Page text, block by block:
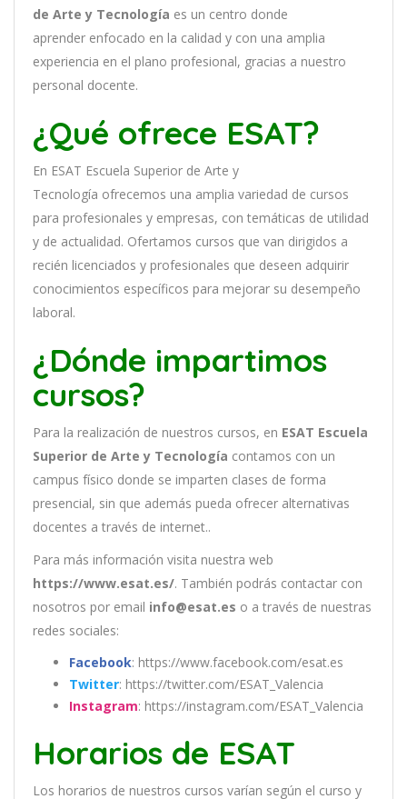
de Arte y Tecnología es un centro donde
aprender enfocado en la calidad y con una amplia
experiencia en el plano profesional, gracias a nuestro
personal docente.
¿Qué ofrece ESAT?
En ESAT Escuela Superior de Arte y
Tecnología ofrecemos una amplia variedad de cursos
para profesionales y empresas, con temáticas de utilidad
y de actualidad. Ofertamos cursos que van dirigidos a
recién licenciados y profesionales que deseen adquirir
conocimientos específicos para mejorar su desempeño
laboral.
¿Dónde impartimos
cursos?
Para la realización de nuestros cursos, en ESAT Escuela
Superior de Arte y Tecnología contamos con un
campus físico donde se imparten clases de forma
presencial, sin que además pueda ofrecer alternativas
docentes a través de internet..
Para más información visita nuestra web
https://www.esat.es/. También podrás contactar con
nosotros por email info@esat.es o a través de nuestras
redes sociales:
Facebook: https://www.facebook.com/esat.es
Twitter: https://twitter.com/ESAT_Valencia
Instagram: https://instagram.com/ESAT_Valencia
Horarios de ESAT
Los horarios de nuestros cursos varían según el curso y